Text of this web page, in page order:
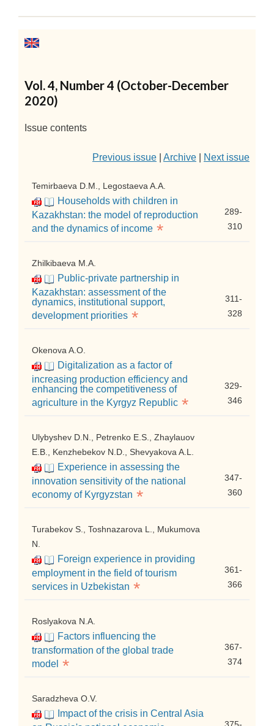
Vol. 4, Number 4 (October-December
2020)
Issue contents
Previous issue Archive Next issue
Temirbaeva D.M., Legostaeva A.A.
Households with children in
Kazakhstan: the model of reproduction
and the dynamics of income *
289-
310
Zhilkibaeva M.A.
Public-private partnership in
Kazakhstan: assessment of the
dynamics, institutional support,
development priorities *
311-
328
Okenova A.O.
Digitalization as a factor of
increasing production efficiency and
enhancing the competitiveness of
agriculture in the Kyrgyz Republic *
329-
346
Ulybyshev D.N., Petrenko E.S., Zhaylauov
E.B., Kenzhebekov N.D., Shevyakova A.L.
Experience in assessing the
innovation sensitivity of the national
economy of Kyrgyzstan *
347-
360
Turabekov S., Toshnazarova L., Mukumova
N.
Foreign experience in providing
employment in the field of tourism
services in Uzbekistan *
361-
366
Roslyakova N.A.
Factors influencing the
transformation of the global trade
model *
367-
374
Saradzheva O.V.
Impact of the crisis in Central Asia